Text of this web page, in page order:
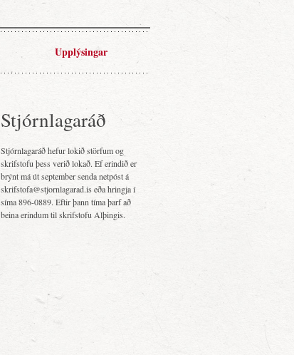
Upplýsingar
Stjórnlagaráð
Stjórnlagaráð hefur lokið störfum og
skrifstofu þess verið lokað. Ef erindið er
brýnt má út september senda netpóst á
skrifstofa@stjornlagarad.is eða hringja í
síma 896-0889. Eftir þann tíma þarf að
beina erindum til skrifstofu Alþingis.